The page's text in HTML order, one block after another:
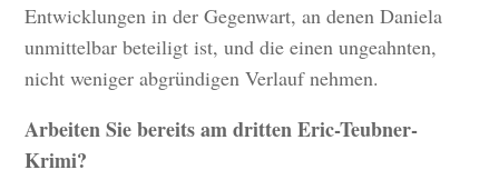
Entwicklungen in der Gegenwart, an denen Daniela
unmittelbar beteiligt ist, und die einen ungeahnten,
nicht weniger abgründigen Verlauf nehmen.
Arbeiten Sie bereits am dritten Eric-Teubner-
Krimi?